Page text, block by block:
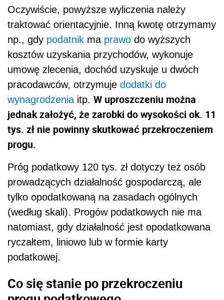
Oczywiście, powyższe wyliczenia należy
traktować orientacyjnie. Inną kwotę otrzymamy
np., gdy podatnik ma prawo do wyższych
kosztów uzyskania przychodów, wykonuje
umowę zlecenia, dochód uzyskuje u dwóch
pracodawców, otrzymuje dodatki do
wynagrodzenia itp. W uproszczeniu można
jednak założyć, że zarobki do wysokości ok. 11
tys. zł nie powinny skutkować przekroczeniem
progu.
Próg podatkowy 120 tys. zł dotyczy też osób
prowadzących działalność gospodarczą, ale
tylko opodatkowaną na zasadach ogólnych
(według skali). Progów podatkowych nie ma
natomiast, gdy działalność jest opodatkowana
ryczałtem, liniowo lub w formie karty
podatkowej.
Co się stanie po przekroczeniu